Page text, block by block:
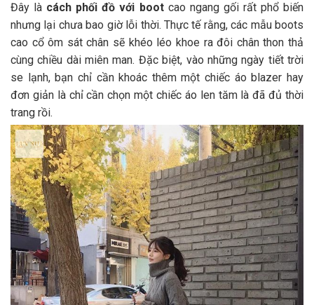
Đây là cách phối đồ với bootcao ngang gối rất phổ biến
nhưng lại chưa bao giờ lỗi thời. Thực tế rằng, các mẫu boots
cao cổ ôm sát chân sẽ khéo léo khoe ra đôi chân thon thả
cùng chiều dài miên man. Đặc biệt, vào những ngày tiết trời
se lạnh, bạn chỉ cần khoác thêm một chiếc áo blazer hay
đơn giản là chỉ cần chọn một chiếc áo len tăm là đã đủ thời
trang rồi.